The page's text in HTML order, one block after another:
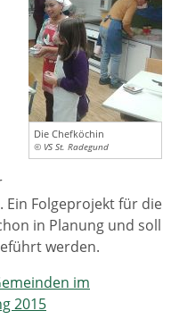
Die Chefköchin
© VS St. Radegund
Ein Folgeprojekt für die
in Planung und soll
werden.
im
2015